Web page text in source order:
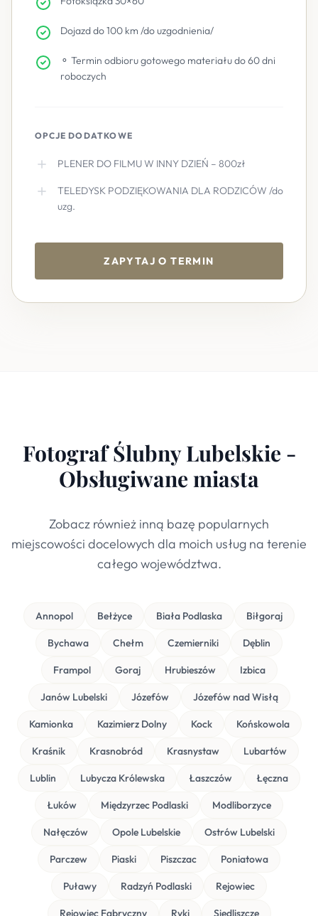
Dojazd do 100 km /do uzgodnienia/
⚬ Termin odbioru gotowego materiału do 60 dni
roboczych
OPCJE DODATKOWE
PLENER DO FILMU W INNY DZIEŃ – 800zł
TELEDYSK PODZIĘKOWANIA DLA RODZICÓW /do
uzg.
ZAPYTAJ O TERMIN
Fotograf Ślubny Lubelskie -
Obsługiwane miasta
Zobacz również inną bazę popularnych
miejscowości docelowych dla moich usług na terenie
całego województwa.
Annopol Bełżyce Biała Podlaska Biłgoraj
Bychawa Chełm Czemierniki Dęblin
Frampol Goraj Hrubieszów Izbica
Janów Lubelski Józefów Józefów nad Wisłą
Kamionka Kazimierz Dolny Kock Końskowola
Kraśnik Krasnobród Krasnystaw Lubartów
Lublin Lubycza Królewska Łaszczów Łęczna
Łuków Międzyrzec Podlaski Modliborzyce
Nałęczów Opole Lubelskie Ostrów Lubelski
Parczew Piaski Piszczac Poniatowa
Puławy Radzyń Podlaski Rejowiec
Rejowiec Fabryczny Ryki Siedliszcze